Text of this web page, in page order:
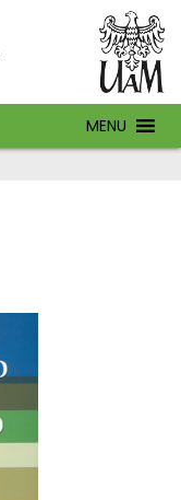
MENU